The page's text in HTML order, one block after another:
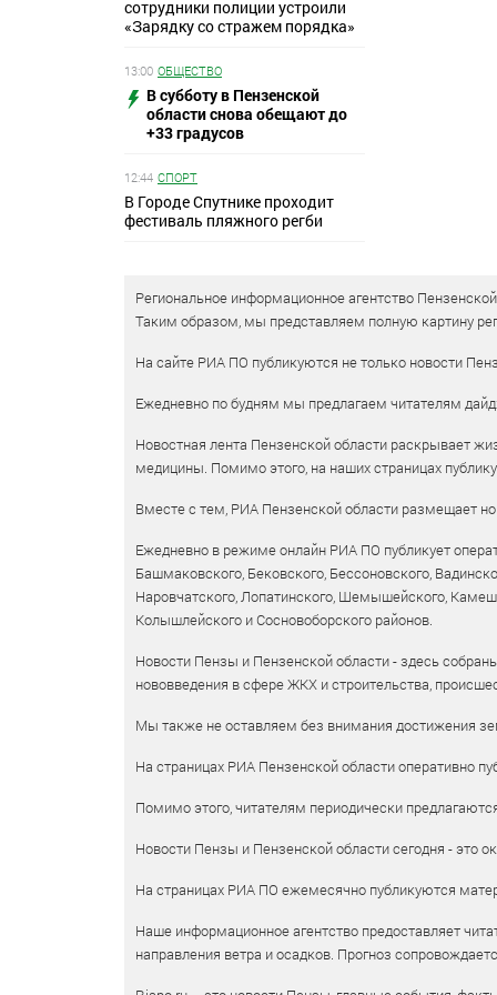
сотрудники полиции устроили
«Зарядку со стражем порядка»
13:00 ОБЩЕСТВО
В субботу в Пензенской
области снова обещают до
+33 градусов
12:44 СПОРТ
В Городе Спутнике проходит
фестиваль пляжного регби
Региональное информационное агентство
Таким образом, мы представляем полную картину
На сайте РИА ПО публикуются не только новости
Ежедневно по будням мы предлагаем читателям
Новостная лента Пензенской области раскрывает
медицины. Помимо этого, на наших страницах
Вместе с тем, РИА Пензенской области размещает
Ежедневно в режиме онлайн РИА ПО публикует
Башмаковского, Бековского, Бессоновского,
Наровчатского, Лопатинского, Шемышейского,
Колышлейского и Сосновоборского районов.
Новости Пензы и Пензенской области - здесь
нововведения в сфере ЖКХ и строительства,
Мы также не оставляем без внимания достижения
На страницах РИА Пензенской области оперативно
Помимо этого, читателям периодически
Новости Пензы и Пензенской области сегодня - это
На страницах РИА ПО ежемесячно публикуются
Наше информационное агентство предоставляет
направления ветра и осадков. Прогноз